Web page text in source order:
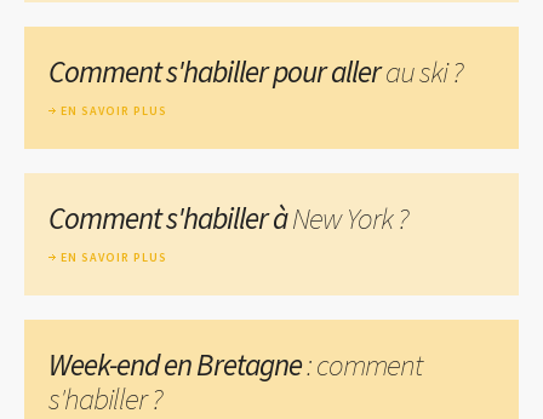
Comment s'habiller pour allerau ski ?
EN SAVOIR PLUS
Comment s'habiller àNew York ?
EN SAVOIR PLUS
Week-end en Bretagne: comment
s'habiller ?